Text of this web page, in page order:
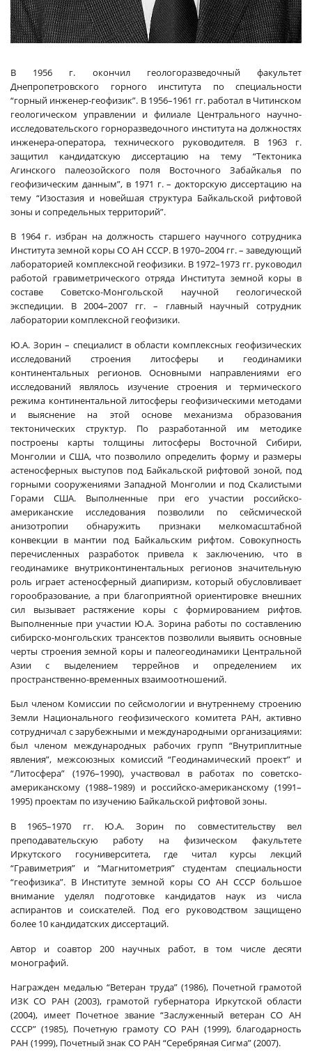
В 1956 г. окончил геологоразведочный факультет
Днепропетровского горного института по специальности
“горный инженер-геофизик”. В 1956–1961 гг. работал в Читинском
геологическом управлении и филиале Центрального научно-
исследовательского горноразведочного института на должностях
инженера-оператора, технического руководителя. В 1963 г.
защитил кандидатскую диссертацию на тему “Тектоника
Агинского палеозойского поля Восточного Забайкалья по
геофизическим данным”, в 1971 г. – докторскую диссертацию на
тему “Изостазия и новейшая структура Байкальской рифтовой
зоны и сопредельных территорий”.
В 1964 г. избран на должность старшего научного сотрудника
Института земной коры СО АН СССР. В 1970–2004 гг. – заведующий
лабораторией комплексной геофизики. В 1972–1973 гг. руководил
работой гравиметрического отряда Института земной коры в
составе Советско-Монгольской научной геологической
экспедиции. В 2004–2007 гг. – главный научный сотрудник
лаборатории комплексной геофизики.
Ю.А. Зорин – специалист в области комплексных геофизических
исследований строения литосферы и геодинамики
континентальных регионов. Основными направлениями его
исследований являлось изучение строения и термического
режима континентальной литосферы геофизическими методами
и выяснение на этой основе механизма образования
тектонических структур. По разработанной им методике
построены карты толщины литосферы Восточной Сибири,
Монголии и США, что позволило определить форму и размеры
астеносферных выступов под Байкальской рифтовой зоной, под
горными сооружениями Западной Монголии и под Скалистыми
Горами США. Выполненные при его участии российско-
американские исследования позволили по сейсмической
анизотропии обнаружить признаки мелкомасштабной
конвекции в мантии под Байкальским рифтом. Совокупность
перечисленных разработок привела к заключению, что в
геодинамике внутриконтинентальных регионов значительную
роль играет астеносферный диапиризм, который обусловливает
горообразование, а при благоприятной ориентировке внешних
сил вызывает растяжение коры с формированием рифтов.
Выполненные при участии Ю.А. Зорина работы по составлению
сибирско-монгольских трансектов позволили выявить основные
черты строения земной коры и палеогеодинамики Центральной
Азии с выделением террейнов и определением их
пространственно-временных взаимоотношений.
Был членом Комиссии по сейсмологии и внутреннему строению
Земли Национального геофизического комитета РАН, активно
сотрудничал с зарубежными и международными организациями:
был членом международных рабочих групп “Внутриплитные
явления”, межсоюзных комиссий “Геодинамический проект” и
“Литосфера” (1976–1990), участвовал в работах по советско-
американскому (1988–1989) и российско-американскому (1991–
1995) проектам по изучению Байкальской рифтовой зоны.
В 1965–1970 гг. Ю.А. Зорин по совместительству вел
преподавательскую работу на физическом факультете
Иркутского госуниверситета, где читал курсы лекций
“Гравиметрия” и “Магнитометрия” студентам специальности
“геофизика”. В Институте земной коры СО АН СССР большое
внимание уделял подготовке кандидатов наук из числа
аспирантов и соискателей. Под его руководством защищено
более 10 кандидатских диссертаций.
Автор и соавтор 200 научных работ, в том числе десяти
монографий.
Награжден медалью “Ветеран труда” (1986), Почетной грамотой
ИЗК СО РАН (2003), грамотой губернатора Иркутской области
(2004), имеет Почетное звание “Заслуженный ветеран СО АН
СССР” (1985), Почетную грамоту СО РАН (1999), благодарность
РАН (1999), Почетный знак СО РАН “Серебряная Сигма” (2007).